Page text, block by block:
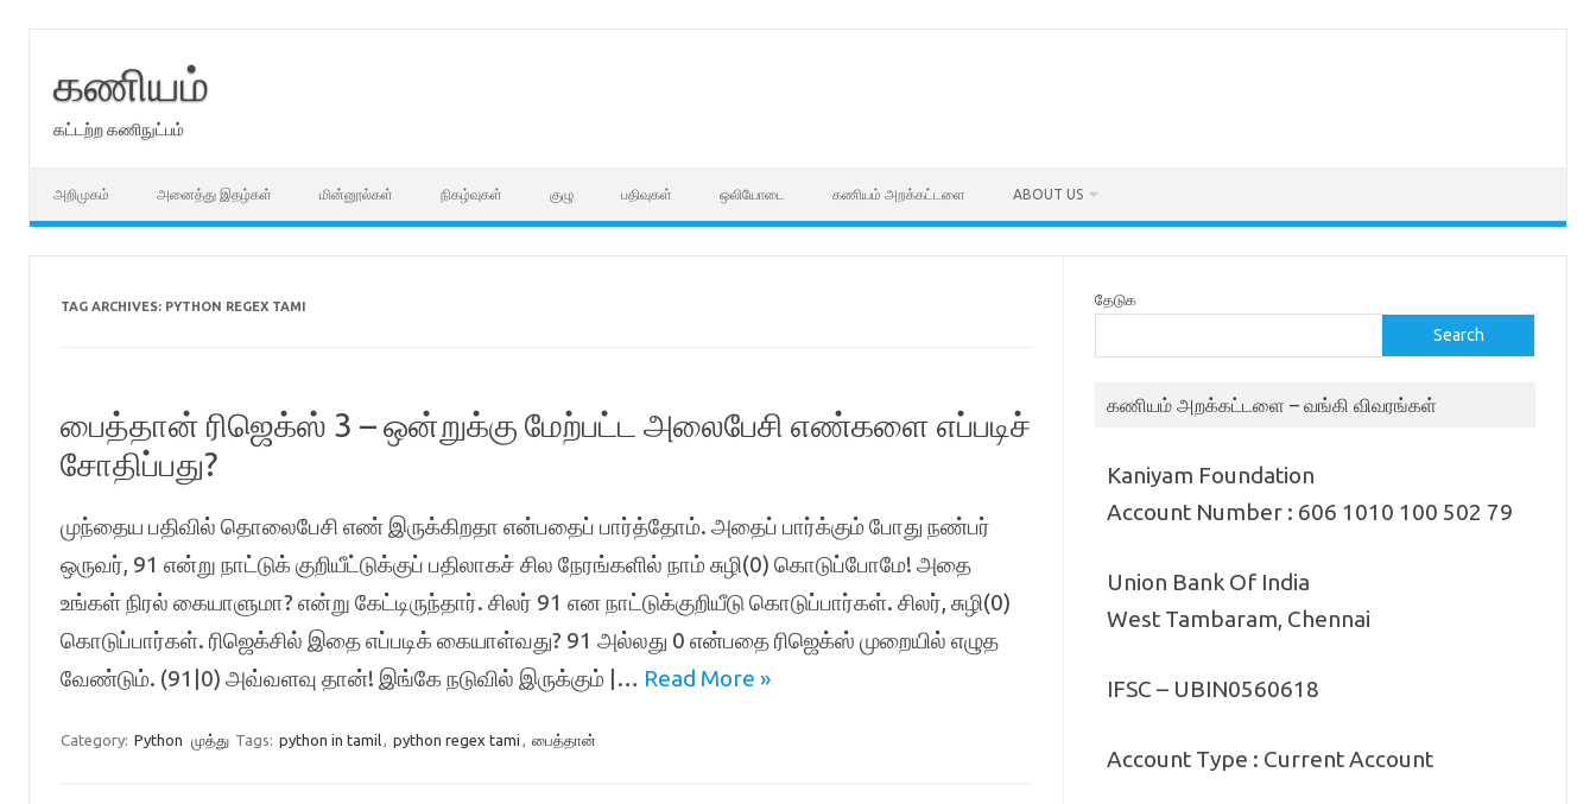
கணியம்
கட்டற்ற கணிநுட்பம்
அறிமுகம் அனைத்து இதழ்கள் மின்னூல்கள் நிகழ்வுகள் குழு பதிவுகள் ஒலியோடை கணியம் அறக்கட்டளை ABOUT US
TAG ARCHIVES: PYTHON REGEX TAMI
பைத்தான் ரிஜெக்ஸ் 3 – ஒன்றுக்கு மேற்பட்ட அலைபேசி எண்களை எப்படிச்
சோதிப்பது?
முந்தைய பதிவில் தொலைபேசி எண் இருக்கிறதா என்பதைப் பார்த்தோம். அதைப் பார்க்கும் போது நண்பர்
ஒருவர், 91 என்று நாட்டுக் குறியீட்டுக்குப் பதிலாகச் சில நேரங்களில் நாம் சுழி(0) கொடுப்போமே! அதை
உங்கள் நிரல் கையாளுமா? என்று கேட்டிருந்தார். சிலர் 91 என நாட்டுக்குறியீடு கொடுப்பார்கள். சிலர், சுழி(0)
கொடுப்பார்கள். ரிஜெக்சில் இதை எப்படிக் கையாள்வது? 91 அல்லது 0 என்பதை ரிஜெக்ஸ் முறையில் எழுத
வேண்டும். (91|0) அவ்வளவு தான்! இங்கே நடுவில் இருக்கும் |… Read More »
Category: Python முத்து Tags: python in tamil, python regex tami , பைத்தான்
தேடுக
Search
கணியம் அறக்கட்டளை – வங்கி விவரங்கள்
Kaniyam Foundation
Account Number : 606 1010 100 502 79
Union Bank Of India
West Tambaram, Chennai
IFSC – UBIN0560618
Account Type : Current Account